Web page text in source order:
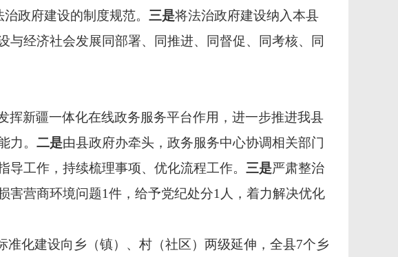
政府建设的制度规范。 三是将法治政府建设纳入本县
经济社会发展同部署、同推进、同督促、同考核、同
挥新疆一体化在线政务服务平台作用，进一步推进我县
力。 二是由县政府办牵头，政务服务中心协调相关部门
工作，持续梳理事项、优化流程工作。 三是严肃整治
害营商环境问题1件，给予党纪处分1人，着力解决优化
准化建设向乡（镇）、村（社区）两级延伸，全县7个乡